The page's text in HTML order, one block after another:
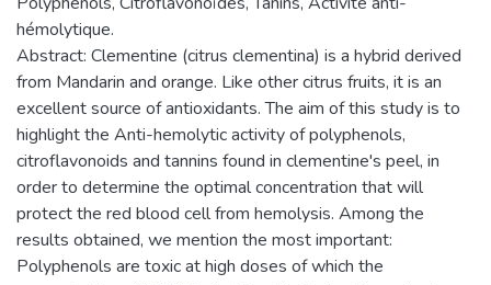
hémolytique.
Abstract: Clementine (citrus clementina) is a hybrid derived
from Mandarin and orange. Like other citrus fruits, it is an
excellent source of antioxidants. The aim of this study is to
highlight the Anti-hemolytic activity of polyphenols,
citroflavonoids and tannins found in clementine's peel, in
order to determine the optimal concentration that will
protect the red blood cell from hemolysis. Among the
results obtained, we mention the most important:
Polyphenols are toxic at high doses of which the